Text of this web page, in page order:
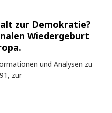
zur Demokratie?
Wiedergeburt
und Analysen zu
zur